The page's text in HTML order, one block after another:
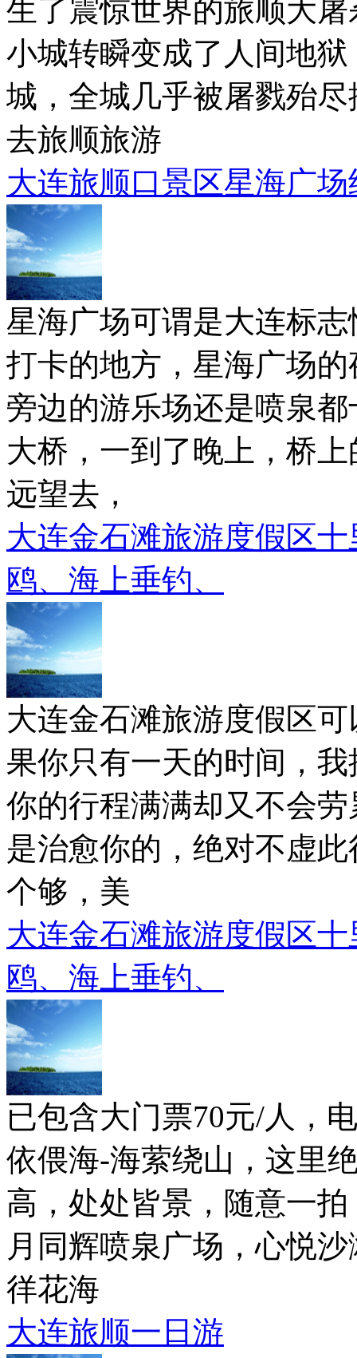
生了震惊世界的旅顺大
小城转瞬变成了人间地
城，全城几乎被屠戮殆
去旅顺旅游
大连旅顺口景区星海广
星海广场可谓是大连标
打卡的地方，星海广场
旁边的游乐场还是喷泉
大桥，一到了晚上，桥
远望去，
大连金石滩旅游度假区
鸥、海上垂钓、
大连金石滩旅游度假区
果你只有一天的时间，
你的行程满满却又不会
是治愈你的，绝对不虚
个够，美
大连金石滩旅游度假区
鸥、海上垂钓、
已包含大门票70元/人，
依偎海-海萦绕山，这里
高，处处皆景，随意一
月同辉喷泉广场，心悦
徉花海
大连旅顺一日游